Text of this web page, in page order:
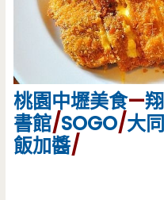
桃園中壢美食—
書館/SOGO/大
飯加醬/